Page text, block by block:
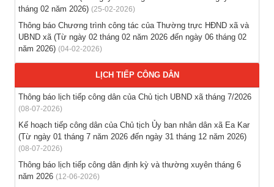
nước ngoài theo hợp đồng
Thông báo tuyển lao động Việt Nam vào các vị trí dự kiến
Tổ chức triển khai thu nhận mẫu sinh phẩm ADN thân nhân
liệt sĩ chưa xác định danh tính trên địa bàn xã Ea Kar
(21-07-2026)
tháng 02 năm 2026) (25-02-2026)
Thông báo Chương trình công tác của Thường trực HĐND xã và
UBND xã (Từ ngày 02 tháng 02 năm 2026 đến ngày 06 tháng 02
năm 2026) (04-02-2026)
LỊCH TIẾP CÔNG DÂN
Thông báo lịch tiếp công dân của Chủ tịch UBND xã tháng 7/2026
(08-07-2026)
Kế hoạch tiếp công dân của Chủ tịch Ủy ban nhân dân xã Ea Kar
(Từ ngày 01 tháng 7 năm 2026 đến ngày 31 tháng 12 năm 2026)
(08-07-2026)
Thông báo lịch tiếp công dân định kỳ và thường xuyên tháng 6
năm 2026 (12-06-2026)